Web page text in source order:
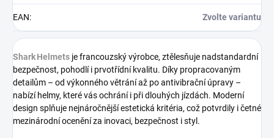
EAN: Zvolte variantu
Shark Helmets je francouzský výrobce, ztělesňuje nadstandardní
bezpečnost, pohodlí i prvotřídní kvalitu. Díky propracovaným
detailům – od výkonného větrání až po antivibrační úpravy –
nabízí helmy, které vás ochrání i při dlouhých jízdách. Moderní
design splňuje nejnáročnější estetická kritéria, což potvrdily i četné
mezinárodní ocenění za inovaci, bezpečnost i styl.